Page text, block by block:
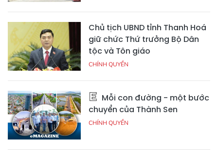
Chủ tịch UBND tỉnh Thanh Hoá
giữ chức Thứ trưởng Bộ Dân
tộc và Tôn giáo
CHÍNH QUYỀN
Mỗi con đường - một bước
chuyển của Thành Sen
CHÍNH QUYỀN